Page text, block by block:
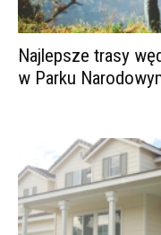
Najlepsze trasy
w Parku